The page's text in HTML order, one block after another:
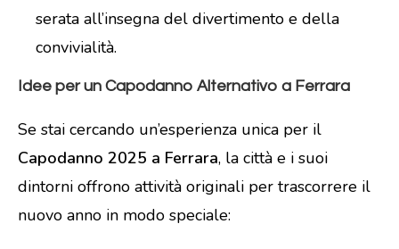
serata all’insegna del divertimento e della
convivialità.
Idee per un Capodanno Alternativo a Ferrara
Se stai cercando un’esperienza unica per il
Capodanno 2025 a Ferrara, la città e i suoi
dintorni offrono attività originali per trascorrere il
nuovo anno in modo speciale: